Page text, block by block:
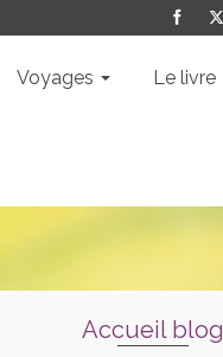
Voyages Le livre
Accueil blog